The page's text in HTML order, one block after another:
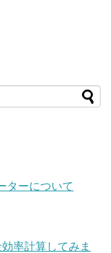
ターについて
率計算してみま